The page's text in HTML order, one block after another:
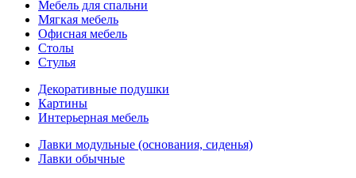
Мебель для спальни
Мягкая мебель
Офисная мебель
Столы
Стулья
Декоративные подушки
Картины
Интерьерная мебель
Лавки модульные (основания, сиденья)
Лавки обычные